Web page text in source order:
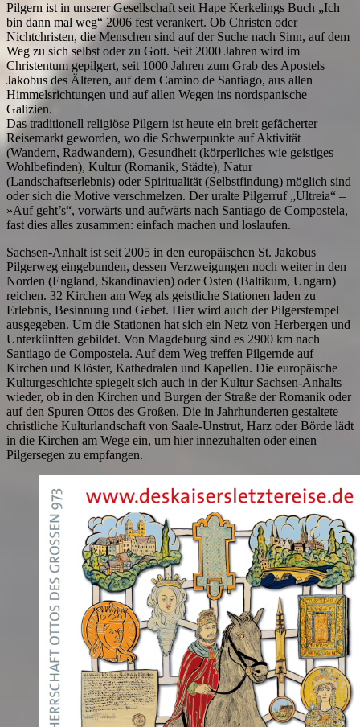
Pilgern ist in unserer Gesellschaft seit Hape Kerkelings Buch „Ich
bin dann mal weg“ 2006 fest verankert. Ob Christen oder
Nichtchristen, die Menschen sind auf der Suche nach Sinn, auf dem
Weg zu sich selbst oder zu Gott. Seit 2000 Jahren wird im
Christentum gepilgert, seit 1000 Jahren zum Grab des Apostels
Jakobus des Älteren, auf dem Camino de Santiago, aus allen
Himmelsrichtungen und auf allen Wegen ins nordspanische
Galizien.
Das traditionell religiöse Pilgern ist heute ein breit gefächerter
Reisemarkt geworden, wo die Schwerpunkte auf Aktivität
(Wandern, Radwandern), Gesundheit (körperliches wie geistiges
Wohlbefinden), Kultur (Romanik, Städte), Natur
(Landschaftserlebnis) oder Spiritualität (Selbstfindung) möglich sind
oder sich die Motive verschmelzen. Der uralte Pilgerruf „Ultreia“ –
»Auf geht’s“, vorwärts und aufwärts nach Santiago de Compostela,
fast dies alles zusammen: einfach machen und loslaufen.
Sachsen-Anhalt ist seit 2005 in den europäischen St. Jakobus
Pilgerweg eingebunden, dessen Verzweigungen noch weiter in den
Norden (England, Skandinavien) oder Osten (Baltikum, Ungarn)
reichen. 32 Kirchen am Weg als geistliche Stationen laden zu
Erlebnis, Besinnung und Gebet. Hier wird auch der Pilgerstempel
ausgegeben. Um die Stationen hat sich ein Netz von Herbergen und
Unterkünften gebildet. Von Magdeburg sind es 2900 km nach
Santiago de Compostela. Auf dem Weg treffen Pilgernde auf
Kirchen und Klöster, Kathedralen und Kapellen. Die europäische
Kulturgeschichte spiegelt sich auch in der Kultur Sachsen-Anhalts
wieder, ob in den Kirchen und Burgen der Straße der Romanik oder
auf den Spuren Ottos des Großen. Die in Jahrhunderten gestaltete
christliche Kulturlandschaft von Saale-Unstrut, Harz oder Börde lädt
in die Kirchen am Wege ein, um hier innezuhalten oder einen
Pilgersegen zu empfangen.